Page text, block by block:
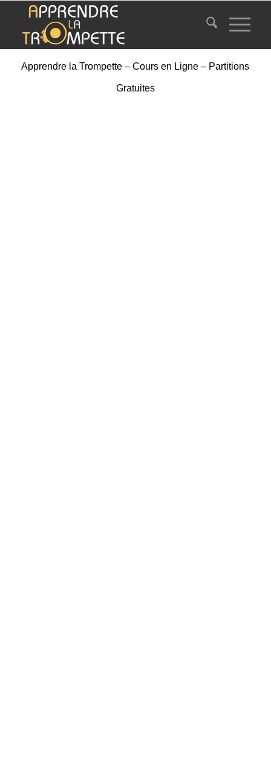
Apprendre la Trompette – Cours en Ligne – Partitions
Gratuites